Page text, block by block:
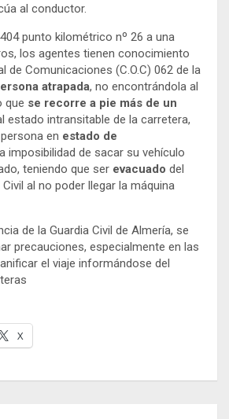
al conductor.
punto kilométrico nº 26 a una
los agentes tienen conocimiento
de Comunicaciones (C.O.C) 062 de la
atrapada, no encontrándola al
que se recorre a pie más de un
estado intransitable de la carretera,
en estado de
imposibilidad de sacar su vehículo
teniendo que ser evacuado del
al no poder llegar la máquina
de la Guardia Civil de Almería, se
precauciones, especialmente en las
el viaje informándose del
X